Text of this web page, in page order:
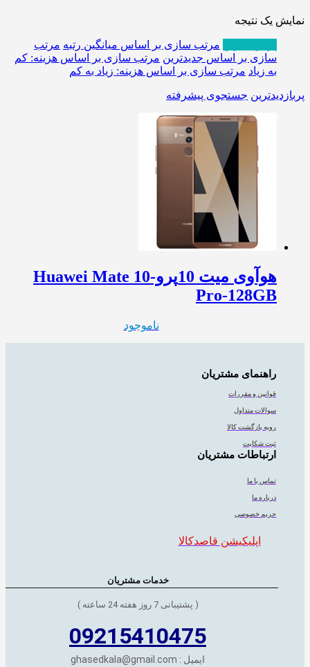
نمایش یک نتیجه
مرتب سازی بر اساس میانگین رتبه مرتب
سازی بر اساس جدیدترین مرتب سازی بر اساس هزینه: کم
به زیاد مرتب سازی بر اساس هزینه: زیاد به کم
پربازدیدترین جستجوی پیشرفته
هوآوی میت 10پرو-Huawei Mate 10
Pro-128GB
ناموجود
راهنمای مشتریان
قوانین و مقررات
سوالات متداول
رویه بازگشت کالا
ثبت شکایت
ارتباطات مشتریان
تماس با ما
درباره ما
حریم خصوصی
اپلیکیشن قاصدکالا
خدمات مشتریان
( پشتیبانی 7 روز هفته 24 ساعته )
09215410475
ایمیل : ghasedkala@gmail.com